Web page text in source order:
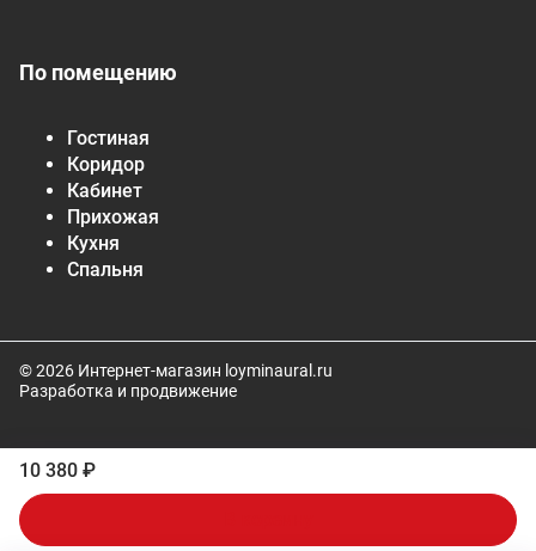
10 380 ₽
По помещению
Гостиная
Коридор
Кабинет
Прихожая
Кухня
Спальня
© 2026 Интернет-магазин loyminaural.ru
Разработка и продвижение